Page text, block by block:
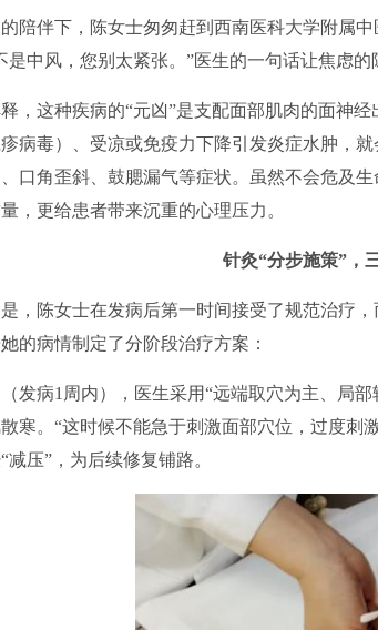
陪伴下，陈女士匆匆赶到西南医科大学附属
是中风，您别太紧张。”医生的一句话让焦虑的
这种疾病的“元凶”是支配面部肌肉的面神经
病毒）、受凉或免疫力下降引发炎症水肿，
口角歪斜、鼓腮漏气等症状。虽然不会危及
，更给患者带来沉重的心理压力。
针灸“分步施策”，
陈女士在发病后第一时间接受了规范治疗，
的病情制定了分阶段治疗方案：
病1周内），医生采用“远端取穴为主、局部
寒。“这时候不能急于刺激面部穴位，过度
减压”，为后续修复铺路。